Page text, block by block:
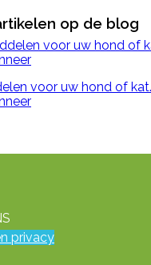
op de blog
voor uw hond of
privacy